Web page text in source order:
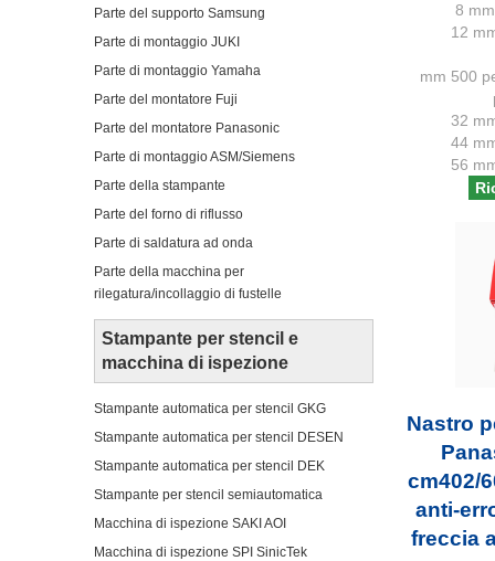
Parte del supporto Samsung
Parte di montaggio JUKI
Parte di montaggio Yamaha
Parte del montatore Fuji
Parte del montatore Panasonic
Parte di montaggio ASM/Siemens
Parte della stampante
Parte del forno di riflusso
Parte di saldatura ad onda
Parte della macchina per
rilegatura/incollaggio di fustelle
Stampante per stencil e
macchina di ispezione
Stampante automatica per stencil GKG
Stampante automatica per stencil DESEN
Stampante automatica per stencil DEK
Stampante per stencil semiautomatica
Macchina di ispezione SAKI AOI
Macchina di ispezione SPI SinicTek
8
12
mm 500
32
44
56
Nastro
cm402/
anti-
freccia